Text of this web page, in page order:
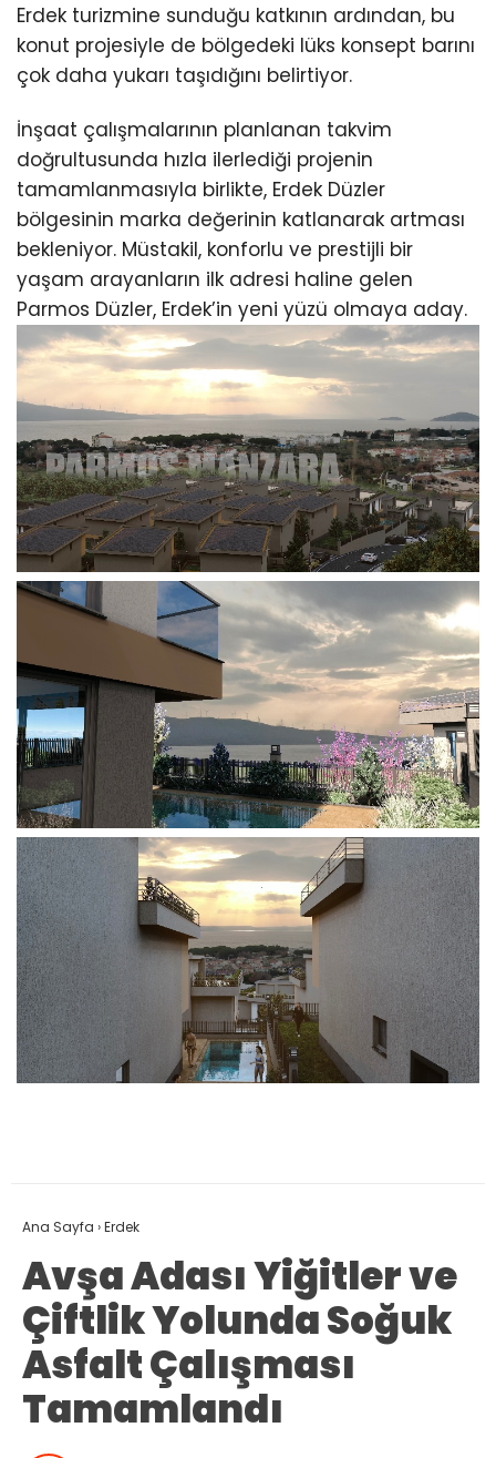
Erdek turizmine sunduğu katkının ardından, bu
konut projesiyle de bölgedeki lüks konsept barını
çok daha yukarı taşıdığını belirtiyor.
İnşaat çalışmalarının planlanan takvim
doğrultusunda hızla ilerlediği projenin
tamamlanmasıyla birlikte, Erdek Düzler
bölgesinin marka değerinin katlanarak artması
bekleniyor. Müstakil, konforlu ve prestijli bir
yaşam arayanların ilk adresi haline gelen
Parmos Düzler, Erdek’in yeni yüzü olmaya aday.
Ana Sayfa ›Erdek
Avşa Adası Yiğitler ve
Çiftlik Yolunda Soğuk
Asfalt Çalışması
Tamamlandı